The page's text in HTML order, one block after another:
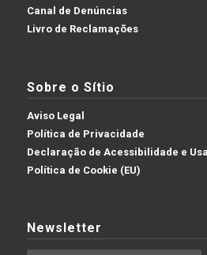
Canal de Denúncias
Livro de Reclamações
Sobre o Sítio
Aviso Legal
Política de Privacidade
Declaração de Acessibilidade e
Política de Cookie (EU)
Newsletter